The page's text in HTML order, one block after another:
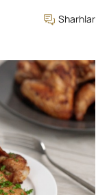
Sharhlar